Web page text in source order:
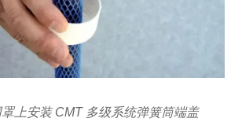
上安装 CMT 多级系统弹簧筒端盖